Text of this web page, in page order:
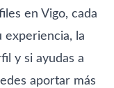
en Vigo, cada
experiencia, la
y si ayudas a
aportar más